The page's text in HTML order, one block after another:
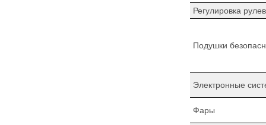
Регулировка
Подушки
Электронные
Фары